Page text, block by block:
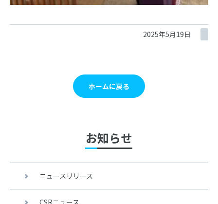
2025年5月19日
ホームに戻る
お知らせ
ニュースリリース
CSRニュース